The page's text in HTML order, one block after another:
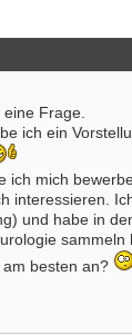
Frage.
ich ein
ich mich
interessieren.
und habe in
besten an?